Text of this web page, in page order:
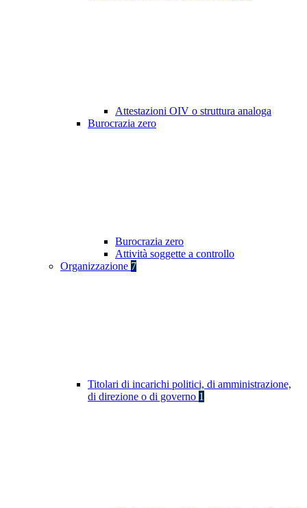
Attestazioni OIV o struttura analoga
Burocrazia zero
Burocrazia zero
Attività soggette a controllo
Organizzazione 7
Titolari di incarichi politici, di amministrazione,
di direzione o di governo 1